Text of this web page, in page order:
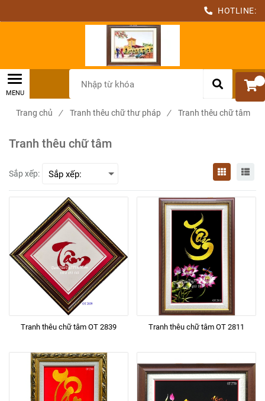
HOTLINE:
Trang chủ / Tranh thêu chữ thư pháp / Tranh thêu chữ tâm
Tranh thêu chữ tâm
Sắp xếp:
Tranh thêu chữ tâm OT 2839 Tranh thêu chữ tâm OT 2811